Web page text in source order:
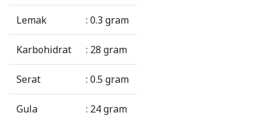
Lemak : 0.3 gram
Karbohidrat : 28 gram
Serat : 0.5 gram
Gula : 24 gram